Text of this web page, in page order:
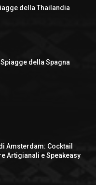
della Thailandia
della Spagna
Amsterdam: Cocktail
Artigianali e Speakeasy